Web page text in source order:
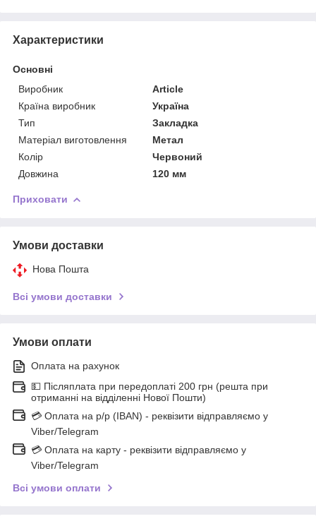
Характеристики
Основні
Виробник
Article
Країна виробник
Україна
Тип
Закладка
Матеріал виготовлення
Метал
Колір
Червоний
Довжина
120 мм
Приховати
Умови доставки
Нова Пошта
Всі умови доставки
Умови оплати
Оплата на рахунок
💵 Післяплата при передоплаті 200 грн (решта при
отриманні на відділенні Нової Пошти)
💳 Оплата на р/р (IBAN) - реквізити відправляємо у
Viber/Telegram
💳 Оплата на карту - реквізити відправляємо у
Viber/Telegram
Всі умови оплати